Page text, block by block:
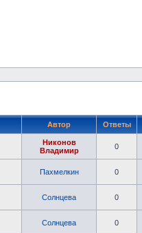
Автор Ответы
Никонов
Владимир
0
Пахмелкин 0
Солнцева 0
Солнцева 0